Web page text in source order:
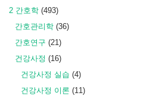
2 간호학 (493)
간호관리학 (36)
간호연구 (21)
건강사정 (16)
건강사정 실습 (4)
건강사정 이론 (11)